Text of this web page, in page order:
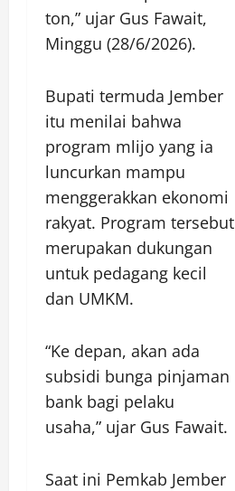
ton,” ujar Gus Fawait,
Minggu (28/6/2026).
Bupati termuda Jember
itu menilai bahwa
program mlijo yang ia
luncurkan mampu
menggerakkan ekonomi
rakyat. Program tersebut
merupakan dukungan
untuk pedagang kecil
dan UMKM.
“Ke depan, akan ada
subsidi bunga pinjaman
bank bagi pelaku
usaha,” ujar Gus Fawait.
Saat ini Pemkab Jember